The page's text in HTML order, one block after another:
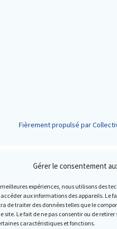
Gérer le consentement
expériences, nous utilisons des
aux informations des appareils. Le
de traiter des données telles que le
site. Le fait de ne pas consentir ou de
caractéristiques et fonctions.
Fièrement propulsé par